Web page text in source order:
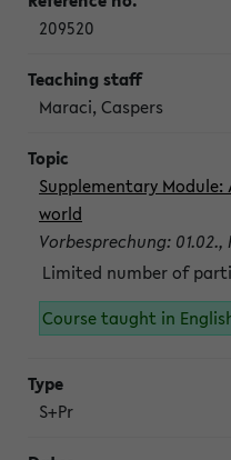
209520
Maraci, Caspers
Supplementary
world
Vorbesprechung: 01.02.,
Limited number of
Course taught in
S+Pr